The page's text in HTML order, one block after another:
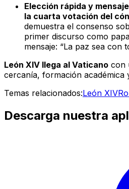
Elección rápida y
la cuarta votación del
demuestra el consenso
primer discurso como
mensaje: “La paz sea con
León XIV llega al Vaticano con
cercanía, formación académica
Temas relacionados:León XIV
Descarga nuestra